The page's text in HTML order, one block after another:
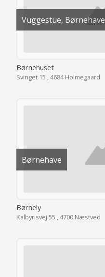
Vuggestue, Børnehave
Børnehuset
Svinget 15 , 4684 Holmegaard
Børnehave
Børnely
Kalbyrisvej 55 , 4700 Næstved